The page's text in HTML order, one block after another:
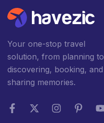
Your one-stop travel
solution, from planning to
discovering, booking, and
sharing memories.